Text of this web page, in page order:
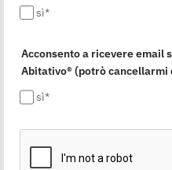
sì*
Acconsento a ricevere email
Abitativo® (potrò cancellarmi
sì*